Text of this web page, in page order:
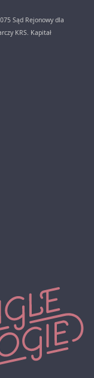
Sąd Rejonowy dla
KRS. Kapitał